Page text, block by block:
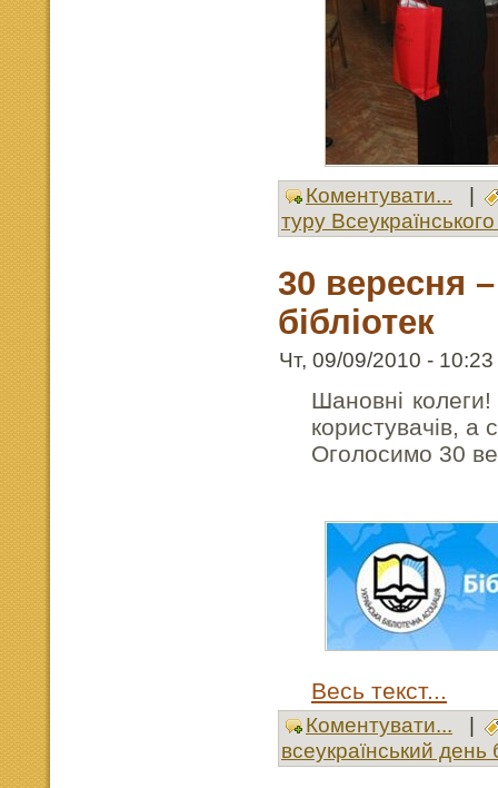
Коментувати...
туру
30 вересня
бібліотек
Чт, 09/09/2010 -
Шановні
користувачів, а
Оголосимо 30
Весь текст...
Коментувати... |
всеукраїнський день